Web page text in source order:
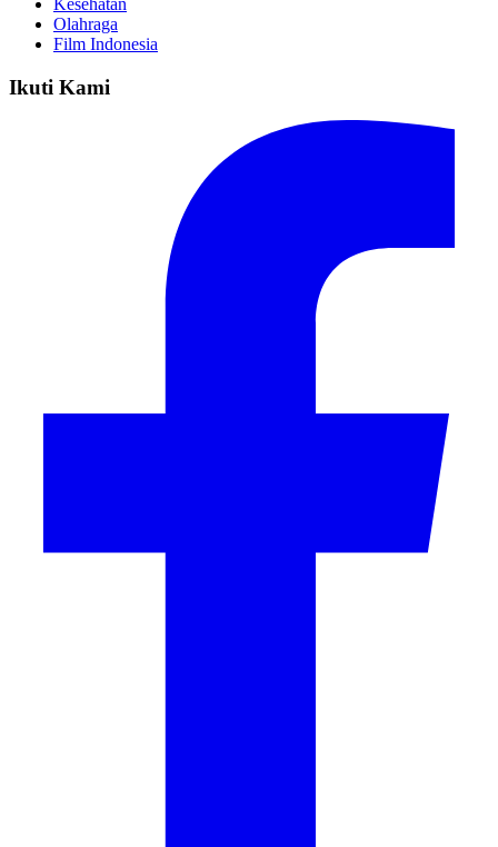
Kesehatan
Olahraga
Film Indonesia
Ikuti Kami